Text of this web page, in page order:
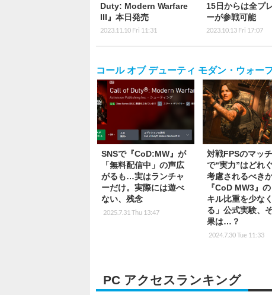
Duty: Modern Warfare
III』本日発売
2023.11.10 Fri 11:31
15日からは全プ
ーが参戦可能
2023.10.13 Fri 17:07
コール オブ デューティ モダン・ウォ
SNSで『CoD:MW』が
「無料配信中」の声広
がるも…実はランチャ
ーだけ。実際には遊べ
ない、残念
2025.7.31 Thu 13:47
対戦FPSのマッ
で“実力”はどれ
考慮されるべき
『CoD MW3』
キル比重を少な
る」公式実験、
果は…？
2024.7.30 Tue 11:33
PC アクセスランキング